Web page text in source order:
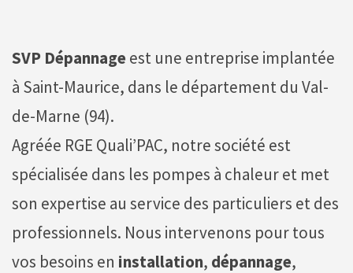
SVP Dépannageest une entreprise implantée
à Saint-Maurice, dans le département du Val-
de-Marne (94).
Agréée RGE Quali’PAC, notre société est
spécialisée dans les pompes à chaleur et met
son expertise au service des particuliers et des
professionnels. Nous intervenons pour tous
vos besoins en installation, dépannage,